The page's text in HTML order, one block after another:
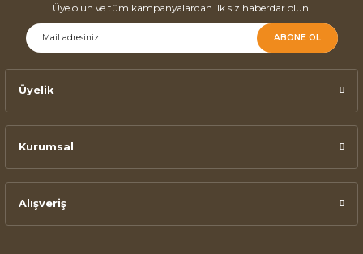
Üye olun ve tüm kampanyalardan ilk siz haberdar olun.
ABONE OL
Üyelik
Kurumsal
Alışveriş